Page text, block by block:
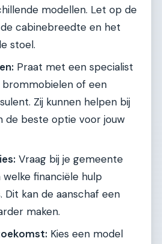
modellen. Let op de
cabinebreedte en het
stoel.
Praat met een specialist
brommobielen of een
Zij kunnen helpen bij
de beste optie voor jouw
Vraag bij je gemeente
welke financiële hulp
Dit kan de aanschaf een
maken.
Kies een model